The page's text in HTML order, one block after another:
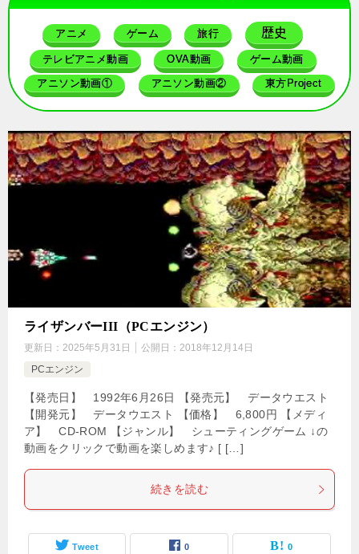
アニメ ゲーム 旅行 歴史
テレビアニメ動画 OVA動画 ゲーム動画
アニソン動画① アニソン動画② 東方Project
ライザンバーIII（PCエンジン）
更新日： 2025年5月31日 公開日： 2018年12月14日
PCエンジン
【発売日】 1992年6月26日 【発売元】 データウエスト
【開発元】 データウエスト 【価格】 6,800円 【メディ
ア】 CD-ROM 【ジャンル】 シューティングゲーム ↓の
動画をクリックで動画を楽しめます♪ [ […]
続きを読む
Tweet 0 0